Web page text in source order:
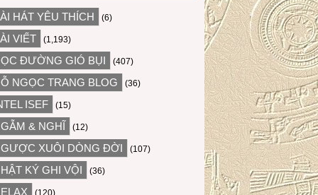
HÁT YÊU THÍCH (6)
VIẾT (1,193)
ĐƯỜNG GIÓ BỤI (407)
NGỌC TRANG BLOG (36)
ISEF (15)
& NGHĨ (12)
XUÔI DÒNG ĐỜI (107)
KÝ GHI VỘI (36)
(120)